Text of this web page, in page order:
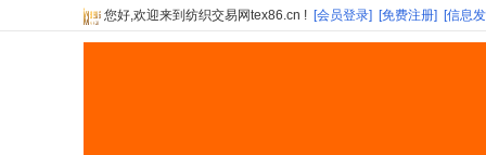
您好,欢迎来到纺织交易网tex86.cn ! [会员登录] [免费注册] [信息